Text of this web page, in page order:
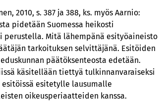
2010, s. 387 ja 388, ks. myös Aarnio:
pidetään Suomessa heikosti
Mitä lähempänä esityöaineisto
tarkoituksen selvittäjänä. Esitöiden
päätöksenteosta edetään.
käsitellään tiettyä tulkinnanvaraiseksi
esitetylle lausumalle
oikeusperiaatteiden kanssa.